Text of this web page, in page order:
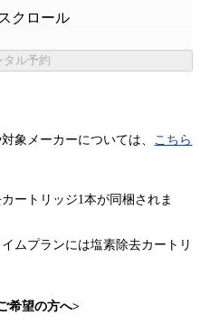
クロール
タル予約
象メーカーについては、 こちら
ートリッジ1本が同梱されま
ムプランには塩素除去カートリ
希望の方へ>